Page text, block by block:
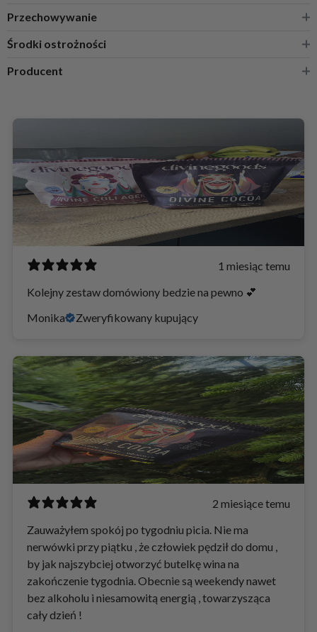
Etanol (nośnik)
Przechowywanie
Przechowuj w suchym, chłodnym i zacienionym miejscu, z dala od
Trzymaj poza zasięgiem małych dzieci.
Środki ostrożności
Producent
1 miesiąc temu
Kolejny zestaw domówiony bedzie na pewno 💕
Monika
Zweryfikowany kupujący
2 miesiące temu
Zauważyłem spokój po tygodniu picia. Nie ma
nerwówki przy piątku , że człowiek pędził do domu ,
by jak najszybciej otworzyć butelkę wina na
zakończenie tygodnia. Obecnie są weekendy nawet
bez alkoholu i niesamowitą energią , towarzysząca
cały dzień !